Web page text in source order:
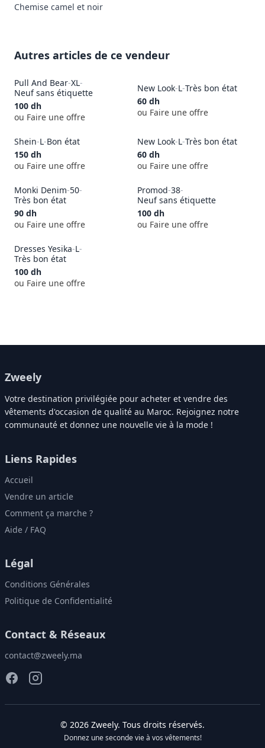
Chemise camel et noir
Autres articles de ce vendeur
Pull And Bear-XL-
Neuf sans étiquette
100 dh
ou Faire une offre
New Look-L-Très bon état
60 dh
ou Faire une offre
Shein-L-Bon état
150 dh
ou Faire une offre
New Look-L-Très bon état
60 dh
ou Faire une offre
Monki Denim-50-
Très bon état
90 dh
ou Faire une offre
Promod-38-
Neuf sans étiquette
100 dh
ou Faire une offre
Dresses Yesika-L-
Très bon état
100 dh
ou Faire une offre
Zweely
Votre destination privilégiée pour acheter et vendre des
vêtements d'occasion de qualité au Maroc. Rejoignez notre
communauté et donnez une nouvelle vie à la mode !
Liens Rapides
Accueil
Vendre un article
Comment ça marche ?
Aide / FAQ
Légal
Conditions Générales
Politique de Confidentialité
Contact & Réseaux
contact@zweely.ma
© 2026 Zweely. Tous droits réservés.
Donnez une seconde vie à vos vêtements!